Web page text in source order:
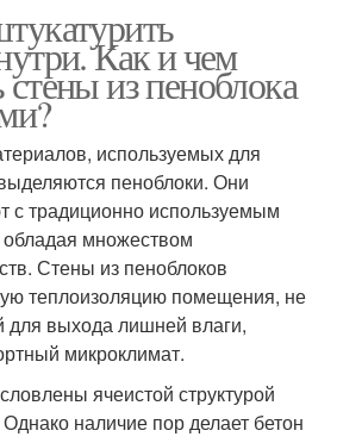
Как и чем
из пеноблока
используемых для
пеноблоки. Они
с традиционно используемым
множеством
Стены из пеноблоков
теплоизоляцию помещения, не
для выхода лишней влаги,
микроклимат.
ячеистой структурой
наличие пор делает бетон